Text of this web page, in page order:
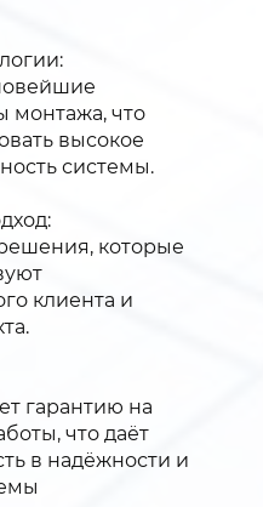
монтажа, что
высокое
системы.
которые
клиента и
гарантию на
что даёт
в надёжности и